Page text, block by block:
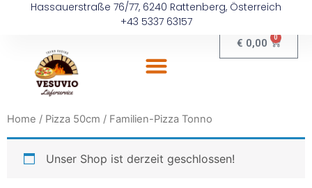
Hassauerstraße 76/77, 6240 Rattenberg, Österreich
+43 5337 63157
€ 0,00 0
Home / Pizza 50cm / Familien-Pizza Tonno
Unser Shop ist derzeit geschlossen!